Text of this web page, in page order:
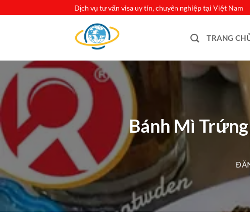
Dịch vụ tư vấn visa uy tín, chuyên nghiệp tại Việt Nam
TRANG
Bánh Mì